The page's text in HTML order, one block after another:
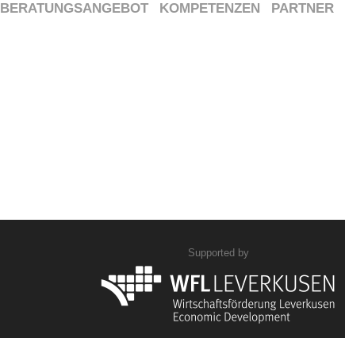
BERATUNGSANGEBOT KOMPETENZEN PARTNER
Supported by